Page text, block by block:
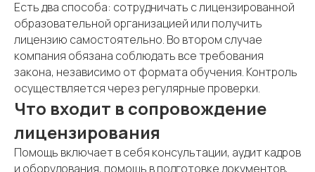
Есть два способа: сотрудничать с лицензированной
образовательной организацией или получить
лицензию самостоятельно. Во втором случае
компания обязана соблюдать все требования
закона, независимо от формата обучения. Контроль
осуществляется через регулярные проверки.
Что входит в сопровождение
лицензирования
Помощь включает в себя консультации, аудит кадров
и оборудования, помощь в подготовке документов,